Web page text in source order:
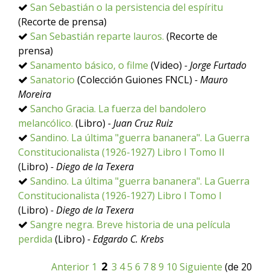
San Sebastián o la persistencia del espíritu
(Recorte de prensa)
San Sebastián reparte lauros. (Recorte de
prensa)
Sanamento básico, o filme (Video) - Jorge Furtado
Sanatorio (Colección Guiones FNCL) - Mauro
Moreira
Sancho Gracia. La fuerza del bandolero
melancólico. (Libro) - Juan Cruz Ruiz
Sandino. La última "guerra bananera". La Guerra
Constitucionalista (1926-1927) Libro I Tomo II
(Libro) - Diego de la Texera
Sandino. La última "guerra bananera". La Guerra
Constitucionalista (1926-1927) Libro I Tomo I
(Libro) - Diego de la Texera
Sangre negra. Breve historia de una película
perdida (Libro) - Edgardo C. Krebs
Anterior 1 2 3 45 6 78 9 10 Siguiente (de 20